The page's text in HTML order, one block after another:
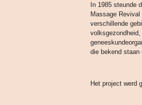
In 1985 steunde
Massage
verschillende
die bekend staan
Het project werd